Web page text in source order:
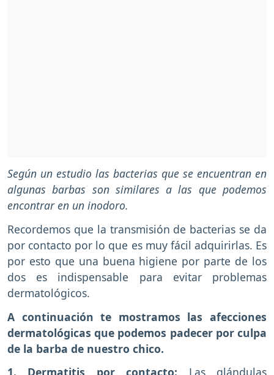
Según un estudio las bacterias que se encuentran en
algunas barbas son similares a las que podemos
encontrar en un inodoro.
Recordemos que la transmisión de bacterias se da
por contacto por lo que es muy fácil adquirirlas. Es
por esto que una buena higiene por parte de los
dos es indispensable para evitar problemas
dermatológicos.
A continuación te mostramos las afecciones
dermatológicas que podemos padecer por culpa
de la barba de nuestro chico.